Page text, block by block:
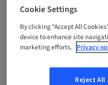
10. Oct 2026
Price per Participant
EUR 1200.00
Cookie Settings
By clicking “Accept All
device to enhance site
marketing efforts. Privacy
Reject All